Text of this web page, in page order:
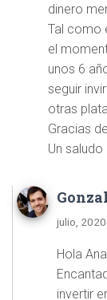
dinero
Tal como
el
unos 6
seguir
otras
Gracias
Un saludo
julio,
Hola
invertir